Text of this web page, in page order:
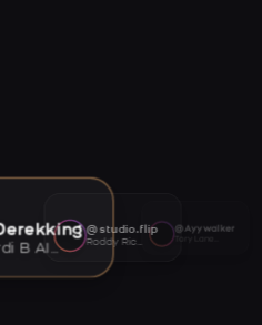
B AI voice
@studio.flip
Roddy Ricch AI voice
@Ayywalker